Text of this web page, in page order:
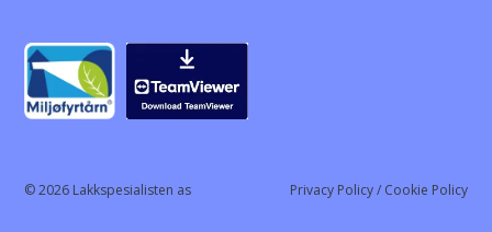
© 2026 Lakkspesialisten as Privacy Policy / Cookie Policy